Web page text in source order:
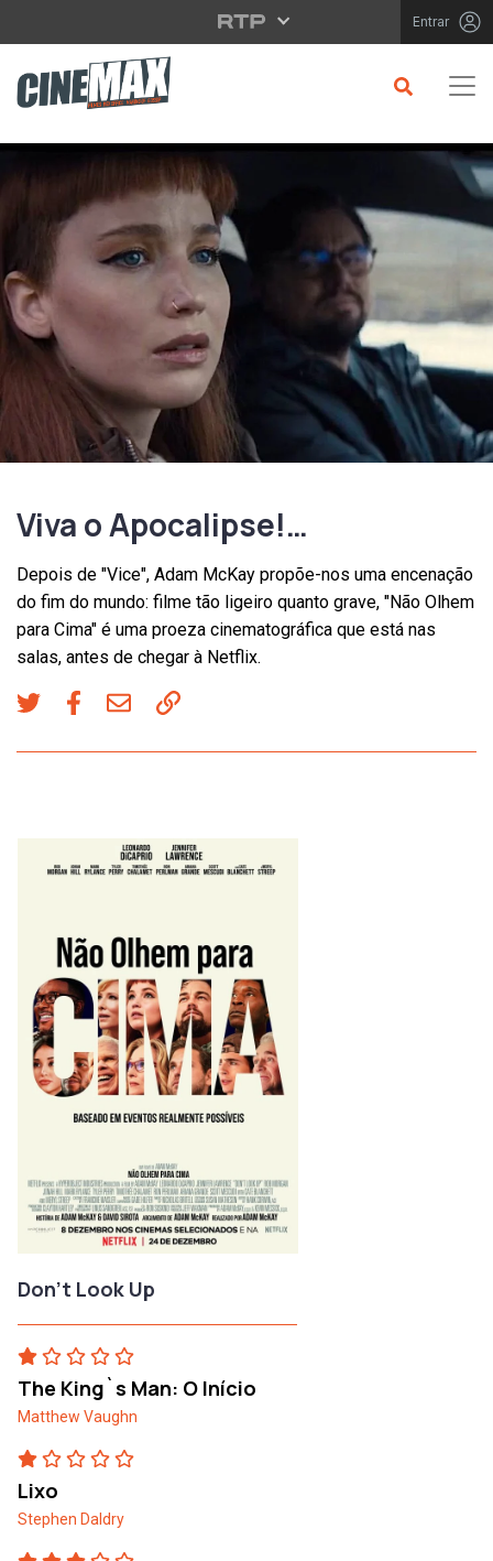
Saltar para o conteúdo principal Entrar
Viva o Apocalipse!…
Depois de "Vice", Adam McKay propõe-nos uma encenação
do fim do mundo: filme tão ligeiro quanto grave, "Não Olhem
para Cima" é uma proeza cinematográfica que está nas
salas, antes de chegar à Netflix.
Don't Look Up
The King`s Man: O Início
Matthew Vaughn
Lixo
Stephen Daldry